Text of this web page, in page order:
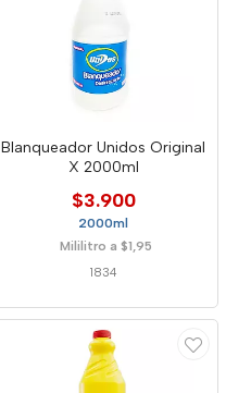
Blanqueador Unidos Original
X 2000ml
$3.900
2000ml
Mililitro a $1,95
1834